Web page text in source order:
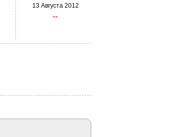
13 Августа 2012
--